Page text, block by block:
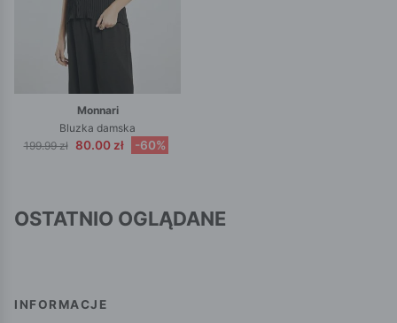
Monnari
Bluzka damska
199.99 zł 80.00 zł -60%
OSTATNIO OGLĄDANE
INFORMACJE